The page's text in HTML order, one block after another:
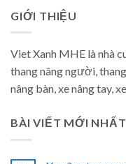
GIỚI THIỆU
Viet Xanh MHE là nhà
thang nâng người,
nâng bàn, xe nâng tay,
BÀI VIẾT MỚI NHẤT